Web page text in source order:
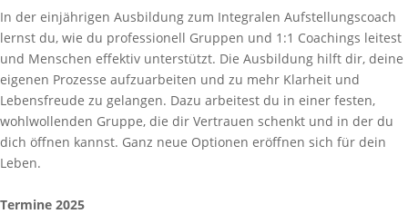
In der einjährigen Ausbildung zum Integralen Aufstellungscoach
lernst du, wie du professionell Gruppen und 1:1 Coachings leitest
und Menschen effektiv unterstützt. Die Ausbildung hilft dir, deine
eigenen Prozesse aufzuarbeiten und zu mehr Klarheit und
Lebensfreude zu gelangen. Dazu arbeitest du in einer festen,
wohlwollenden Gruppe, die dir Vertrauen schenkt und in der du
dich öffnen kannst. Ganz neue Optionen eröffnen sich für dein
Leben.
Termine 2025